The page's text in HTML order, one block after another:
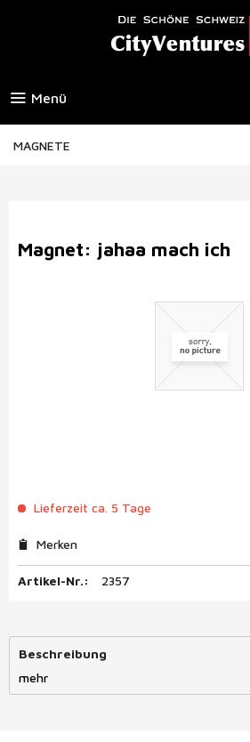
Menü
MAGNETE
Magnet: jahaa mach ich
Lieferzeit ca. 5 Tage
Merken
Artikel-Nr.: 2357
Beschreibung
mehr